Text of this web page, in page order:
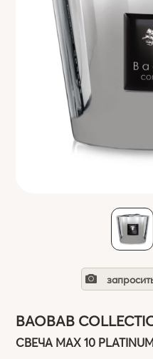
BAOBAB
СВЕЧА MAX 10